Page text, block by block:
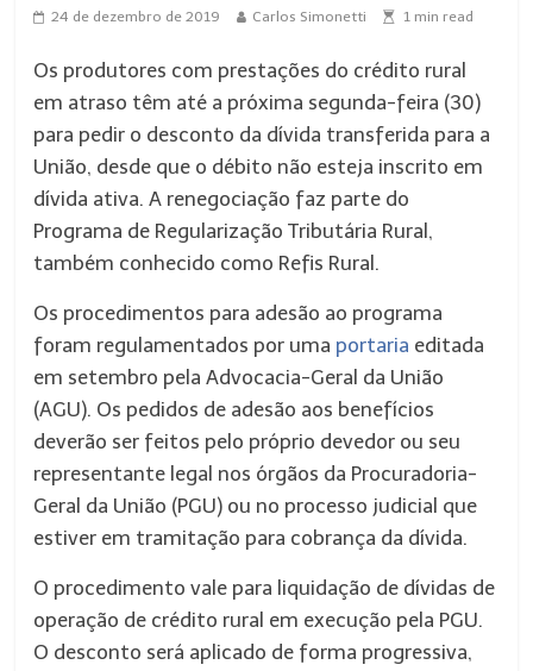
24 de dezembro de 2019 Carlos Simonetti 1 min read
Os produtores com prestações do crédito rural
em atraso têm até a próxima segunda-feira (30)
para pedir o desconto da dívida transferida para a
União, desde que o débito não esteja inscrito em
dívida ativa. A renegociação faz parte do
Programa de Regularização Tributária Rural,
também conhecido como Refis Rural.
Os procedimentos para adesão ao programa
foram regulamentados por uma portaria editada
em setembro pela Advocacia-Geral da União
(AGU). Os pedidos de adesão aos benefícios
deverão ser feitos pelo próprio devedor ou seu
representante legal nos órgãos da Procuradoria-
Geral da União (PGU) ou no processo judicial que
estiver em tramitação para cobrança da dívida.
O procedimento vale para liquidação de dívidas de
operação de crédito rural em execução pela PGU.
O desconto será aplicado de forma progressiva,